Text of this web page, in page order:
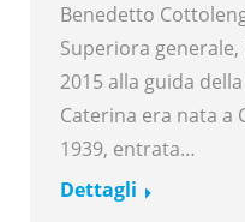
Benedetto
Superiora generale,
2015 alla guida
Caterina era nata a
1939, entrata…
Dettagli